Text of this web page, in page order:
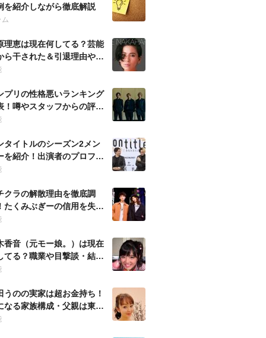
を紹介しながら徹底解説
ム
理恵は現在何してる？芸能
ら干された＆引退理由や当
噂も徹底調査！
プリの性格悪いランキング
！噂やスタッフからの評判
も徹底調査！
タイトルのシーズン2メン
を紹介！出演者のプロフィ
を徹底調査！
クラの解散理由を徹底調
たくみぶぎーの信用を失う
とは何？
香音（元モー娘。）は現在
てる？職業や目撃談・結婚
など徹底調査！
うのの実家は超お金持ち！
なる家族構成・父親は東大
官僚？